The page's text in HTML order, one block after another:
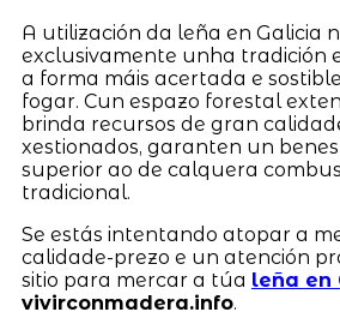
A utilización da leña en Galicia
exclusivamente unha tradición
a forma máis acertada e
fogar. Cun espazo forestal
brinda recursos de gran
xestionados, garanten un
superior ao de calquera
tradicional.
Se estás intentando atopar a
calidade-prezo e un atención
sitio para mercar a túa leña en
vivirconmadera.info.